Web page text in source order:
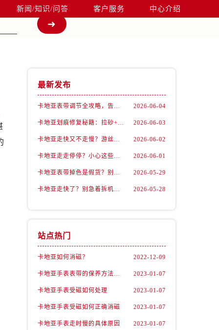
新闻/知识/问答 客户服务 中心介绍
最新发布
卡地亚表带调节全攻略，告别过短烦恼 2026-06-04
卡地亚划痕修复秘籍：拉砂+抛光双工艺还原如新 2026-06-03
卡地亚走快又不走慢？游丝问题你了解多少？ 2026-06-02
卡地亚走走停停？小心这些隐藏杀手 2026-06-01
卡地亚表带掉色是假货？别急，可能是这些日常习惯惹的祸 2026-05-29
卡地亚走快了？别急着拆机，先做这一步 2026-05-28
站点热门
卡地亚如何消磁？ 2022-12-09
卡地亚手表表带的保养方法有哪些？ 2023-01-07
卡地亚手表受磁如何处理 2023-01-07
卡地亚手表受磁如何正确消磁 2023-01-07
卡地亚手表走时慢的具体原因 2023-01-07